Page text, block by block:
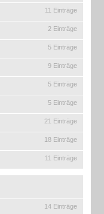
11 Einträge
2 Einträge
5 Einträge
9 Einträge
5 Einträge
5 Einträge
21 Einträge
18 Einträge
11 Einträge
14 Einträge